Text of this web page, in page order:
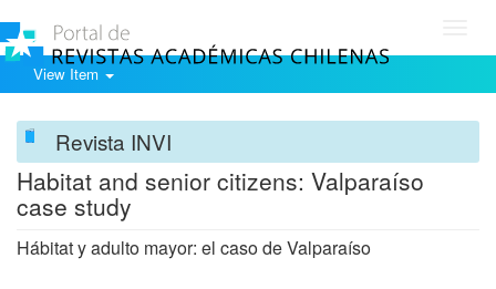
View Item
Revista INVI
Habitat and senior citizens: Valparaíso
case study
Hábitat y adulto mayor: el caso de Valparaíso